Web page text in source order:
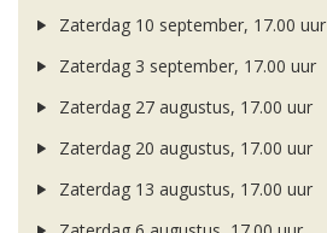
Zaterdag 10 september, 17.00 uur
Zaterdag 3 september, 17.00 uur
Zaterdag 27 augustus, 17.00 uur
Zaterdag 20 augustus, 17.00 uur
Zaterdag 13 augustus, 17.00 uur